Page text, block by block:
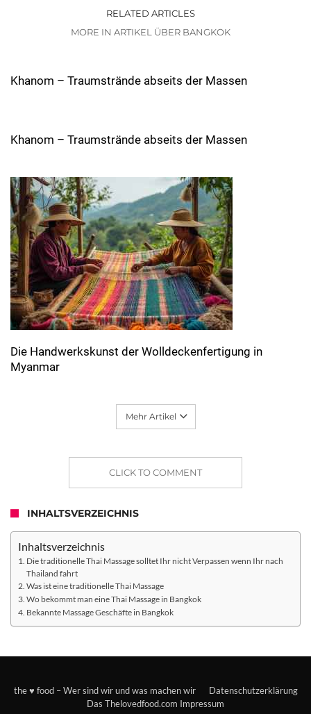
RELATED ARTICLES
MORE IN ARTIKEL ÜBER BANGKOK
Khanom – Traumstrände abseits der Massen
Khanom – Traumstrände abseits der Massen
Die Handwerkskunst der Wolldeckenfertigung in
Myanmar
Mehr Artikel
CLICK TO COMMENT
INHALTSVERZEICHNIS
Inhaltsverzeichnis
Die traditionelle Thai Massage solltet Ihr nicht Verpassen wenn Ihr nach
Thailand fahrt
Was ist eine traditionelle Thai Massage
Wo bekommt man eine Thai Massage in Bangkok
Bekannte Massage Geschäfte in Bangkok
the ♥ food – Wer sind wir und was machen wir
Datenschutzerklärung
Das Thelovedfood.com Impressum